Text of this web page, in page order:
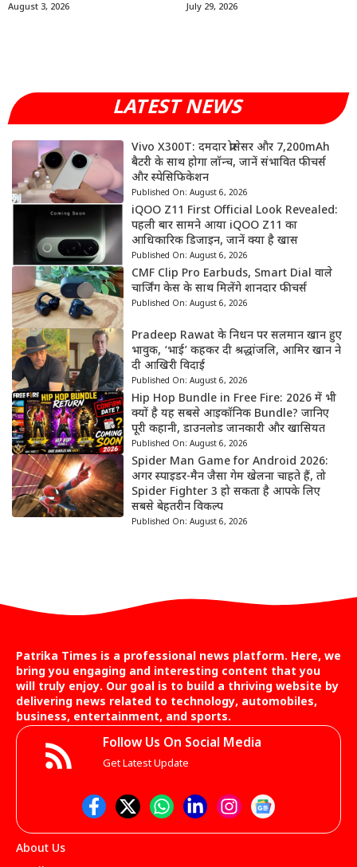
August 3, 2026 July 29, 2026
LATEST NEWS
Vivo X300T: दमदार प्रोसेसर और 7,200mAh
बैटरी के साथ होगा लॉन्च, जानें संभावित फीचर्स
और स्पेसिफिकेशन
Published On: August 6, 2026
iQOO Z11 First Official Look Revealed:
पहली बार सामने आया iQOO Z11 का
आधिकारिक डिजाइन, जानें क्या है खास
Published On: August 6, 2026
CMF Clip Pro Earbuds, Smart Dial वाले
चार्जिंग केस के साथ मिलेंगे शानदार फीचर्स
Published On: August 6, 2026
Pradeep Rawat के निधन पर सलमान खान हुए
भावुक, ‘भाई’ कहकर दी श्रद्धांजलि, आमिर खान ने
दी आखिरी विदाई
Published On: August 6, 2026
Hip Hop Bundle in Free Fire: 2026 में भी
क्यों है यह सबसे आइकॉनिक Bundle? जानिए
पूरी कहानी, डाउनलोड जानकारी और खासियत
Published On: August 6, 2026
Spider Man Game for Android 2026:
अगर स्पाइडर-मैन जैसा गेम खेलना चाहते हैं, तो
Spider Fighter 3 हो सकता है आपके लिए
सबसे बेहतरीन विकल्प
Published On: August 6, 2026
Patrika Times is a professional news platform. Here, we
bring you engaging and interesting content that you
will truly enjoy. Our goal is to build a thriving website by
delivering news related to technology, automobiles,
business, entertainment, and sports.
Follow Us On Social Media
Get Latest Update
About Us